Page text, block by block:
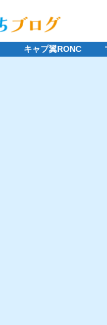
キャプ翼RONC